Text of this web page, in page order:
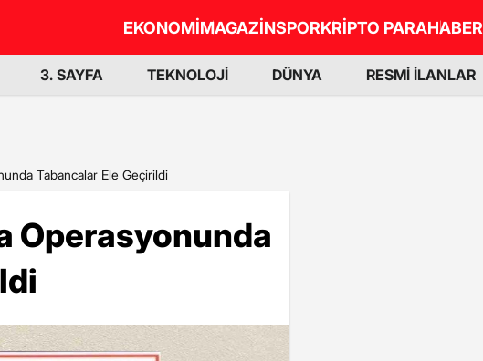
EKONOMİMAGAZİNSPORKRİPTO PARAHABER
3. SAYFA TEKNOLOJİ DÜNYA RESMİ İLANLAR
Tabancalar Ele Geçirildi
Operasyonunda